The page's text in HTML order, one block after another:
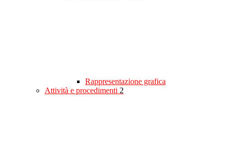
Rappresentazione grafica
Attività e procedimenti 2